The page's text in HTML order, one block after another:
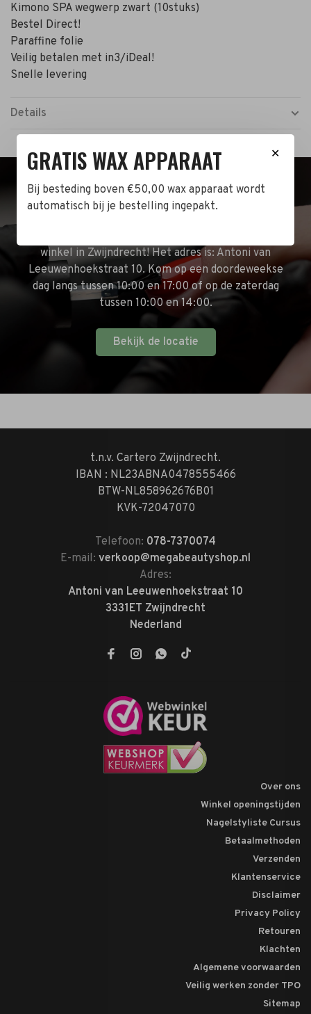
Kimono SPA wegwerp zwart (10stuks)
Bestel Direct!
Paraffine folie
Veilig betalen met in3/iDeal!
Snelle levering
Details
BEZOEK DE WINKEL!
winkel in Zwijndrecht! Het adres is: Antoni van
Leeuwenhoekstraat 10. Kom op een doordeweekse
dag langs tussen 10:00 en 17:00 of op de zaterdag
tussen 10:00 en 14:00.
Bekijk de locatie
t.n.v. Cartero Zwijndrecht.
IBAN : NL23ABNA0478555466
BTW-NL858962676B01
KVK-72047070
Telefoon: 078-7370074
E-mail: verkoop@megabeautyshop.nl
Adres:
Antoni van Leeuwenhoekstraat 10
3331ET Zwijndrecht
Nederland
Over ons
Winkel openingstijden
Nagelstyliste Cursus
Betaalmethoden
Verzenden
Klantenservice
Disclaimer
Privacy Policy
Retouren
Klachten
Algemene voorwaarden
Veilig werken zonder TPO
Sitemap
✕
GRATIS WAX APPARAAT
Bij besteding boven €50,00 wax apparaat wordt
automatisch bij je bestelling ingepakt.